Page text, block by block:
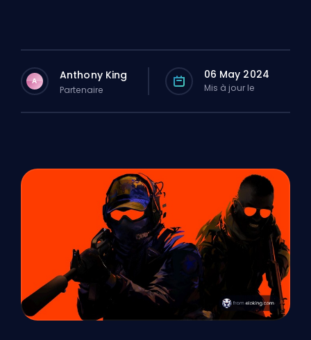
A Anthony King
Partenaire
06 May 2024
Mis à jour le